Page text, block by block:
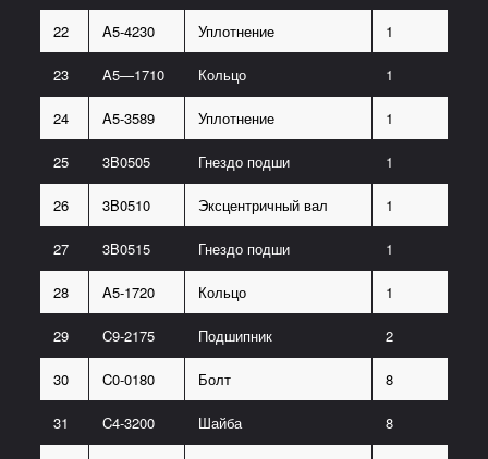
22 A5-4230 Уплотнение 1
23 A5—1710 Кольцо 1
24 A5-3589 Уплотнение 1
25 3B0505 Гнездо подши 1
26 3B0510 Эксцентричный вал 1
27 3B0515 Гнездо подши 1
28 A5-1720 Кольцо 1
29 C9-2175 Подшипник 2
30 C0-0180 Болт 8
31 C4-3200 Шайба 8